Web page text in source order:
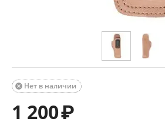
Нет в наличии

1 200₽